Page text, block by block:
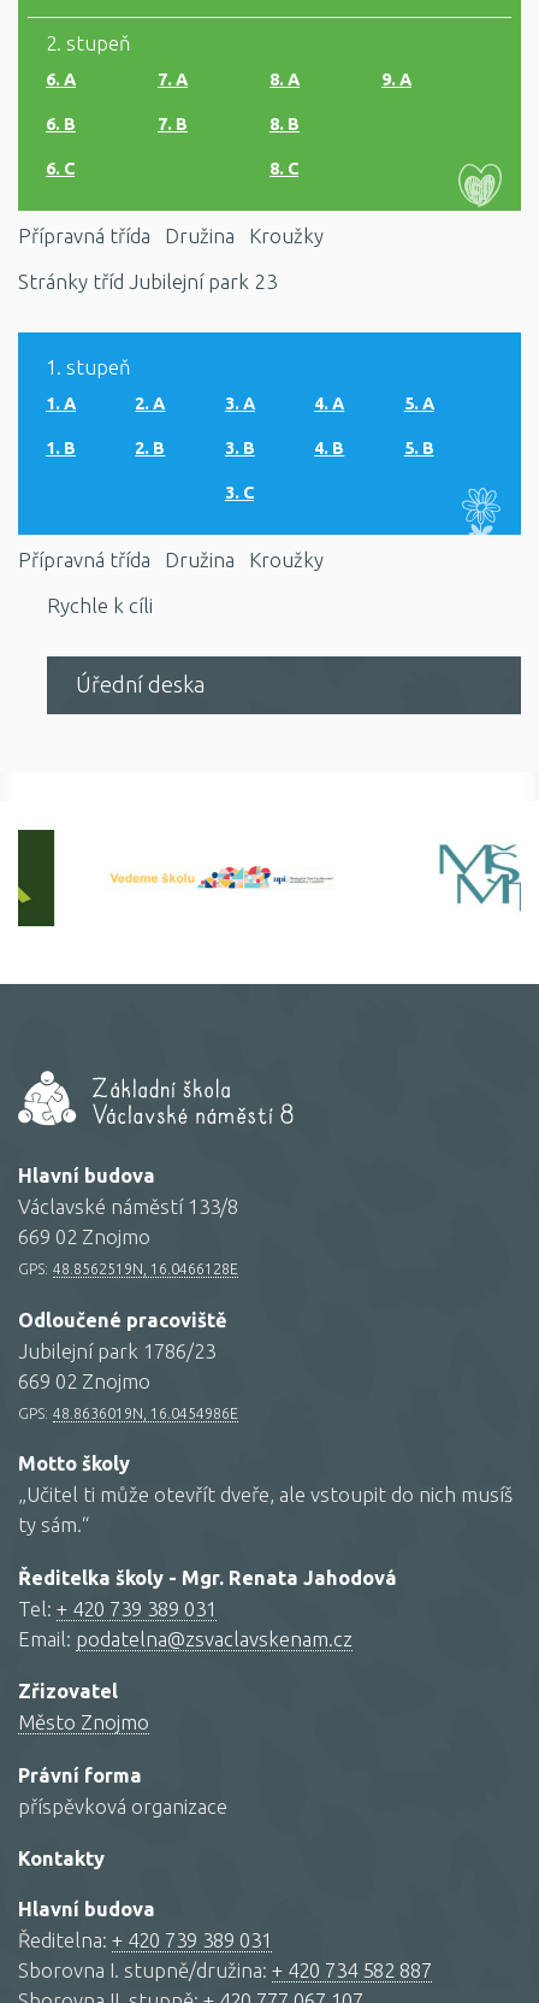
2. stupeň
6. A
6. B
6. C
7. A
7. B
8. A
8. B
8. C
9. A
Přípravná třída Družina
Kroužky
Stránky tříd Jubilejní park 23
1. stupeň
1. A
1. B
2. A
2. B
3. A
3. B
3. C
4. A
4. B
5. A
5. B
Přípravná třída Družina
Kroužky
Rychle k cíli
Úřední deska
Hlavní budova
Václavské náměstí 133/8
669 02 Znojmo
GPS: 48.8562519N, 16.0466128E
Odloučené pracoviště
Jubilejní park 1786/23
669 02 Znojmo
GPS: 48.8636019N, 16.0454986E
Motto školy
„Učitel ti může otevřít dveře, ale vstoupit do nich musíš
ty sám.“
Ředitelka školy - Mgr. Renata Jahodová
Tel: + 420 739 389 031
Email: podatelna@zsvaclavskenam.cz
Zřizovatel
Město Znojmo
Právní forma
příspěvková organizace
Kontakty
Hlavní budova
Ředitelna: + 420 739 389 031
Sborovna I. stupně/družina: + 420 734 582 887